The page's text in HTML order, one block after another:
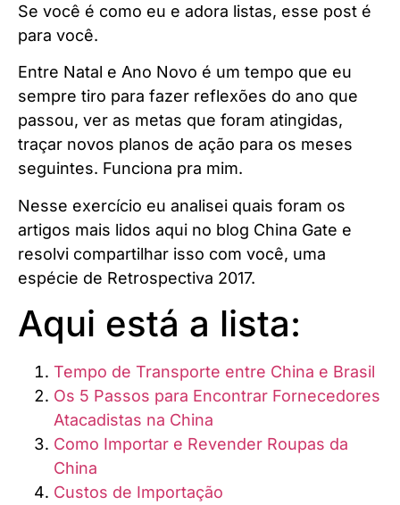
Se você é como eu e adora listas, esse post é
para você.
Entre Natal e Ano Novo é um tempo que eu
sempre tiro para fazer reflexões do ano que
passou, ver as metas que foram atingidas,
traçar novos planos de ação para os meses
seguintes. Funciona pra mim.
Nesse exercício eu analisei quais foram os
artigos mais lidos aqui no blog China Gate e
resolvi compartilhar isso com você, uma
espécie de Retrospectiva 2017.
Aqui está a lista:
Tempo de Transporte entre China e Brasil
Os 5 Passos para Encontrar Fornecedores
Atacadistas na China
Como Importar e Revender Roupas da
China
Custos de Importação